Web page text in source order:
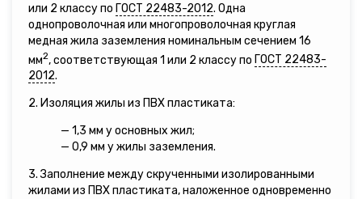
или 2 классу по ГОСТ 22483-2012. Одна
однопроволочная или многопроволочная круглая
медная жила заземления номинальным сечением 16
мм2, соответствующая 1 или 2 классу по ГОСТ 22483-
2012.
2. Изоляция жилы из ПВХ пластиката:
— 1,3 мм у основных жил;
— 0,9 мм у жилы заземления.
3. Заполнение между скрученными изолированными
жилами из ПВХ пластиката, наложенное одновременно